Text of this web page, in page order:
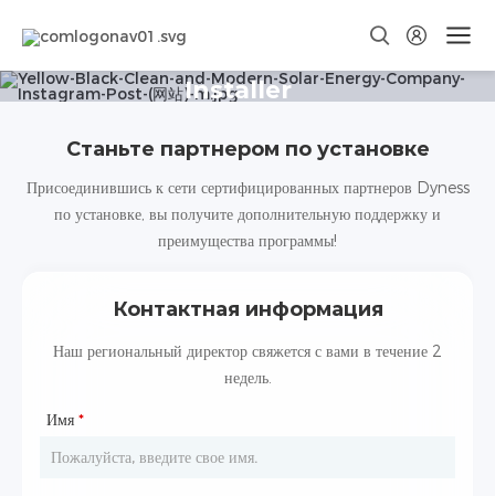
партнерской сети Dyness
Installer
энергии, которые просты в установке и недороги в обслуживании.
Станьте партнером по установке
Присоединившись к сети сертифицированных партнеров Dyness
по установке, вы получите дополнительную поддержку и
преимущества программы!
Контактная информация
Наш региональный директор свяжется с вами в течение 2
недель.
Имя *